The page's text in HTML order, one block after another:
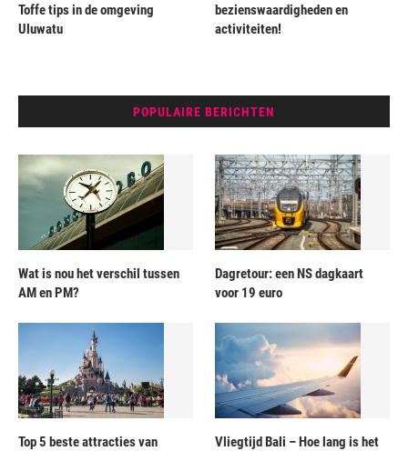
Toffe tips in de omgeving
Uluwatu
bezienswaardigheden en
activiteiten!
POPULAIRE BERICHTEN
Wat is nou het verschil tussen
AM en PM?
Dagretour: een NS dagkaart
voor 19 euro
Top 5 beste attracties van
Vliegtijd Bali – Hoe lang is het